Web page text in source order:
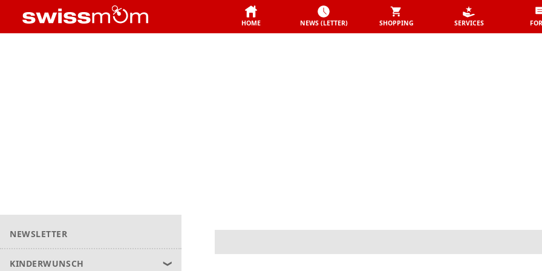
HOME NEWS (LETTER) SHOPPING SERVICES
NEWSLETTER
KINDERWUNSCH